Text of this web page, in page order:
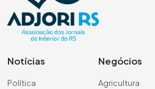
Notícias
Política
Negócios
Agricultura